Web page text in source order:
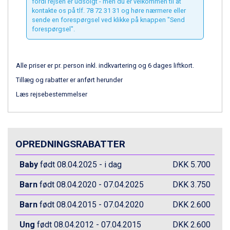
Zell am See fra DKK 4.095
Canazei fra DKK 4.745
Livigno fra DKK 4.145
Ponte di Legno fra DKK 4.745
Alleghe fra DKK 5.595
Arabba fra DKK 7.045
La Thuile fra DKK 4.595
Passo Tonale fra DKK 3.795
Saalbach fra DKK 5.945
Sölden fra DKK 8.445
Champoluc fra DKK 3.795
Sestriere fra DKK 4.395
Wagrain fra DKK 4.645
Ischgl fra DKK 7.095
Fieberbrunn fra DKK 6.145
kontakte os på tlf. 78 72 31 31 og høre nærmere eller
sende en forespørgsel ved klikke på knappen "Send
forespørgsel".
Alle priser er pr. person inkl. indkvartering og 6 dages liftkort.
Tillæg og rabatter er anført herunder
Læs rejsebestemmelser
OPREDNINGSRABATTER
Baby født 08.04.2025 - i dag DKK 5.700
Barn født 08.04.2020 - 07.04.2025 DKK 3.750
Barn født 08.04.2015 - 07.04.2020 DKK 2.600
Ung født 08.04.2012 - 07.04.2015 DKK 2.600